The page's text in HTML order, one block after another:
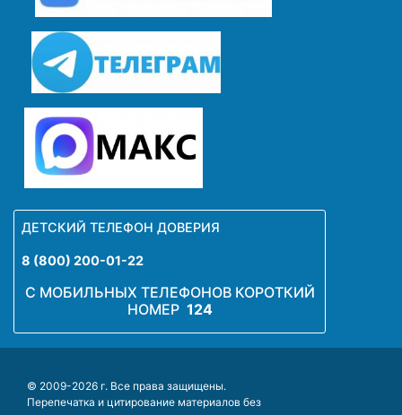
ДЕТСКИЙ ТЕЛЕФОН ДОВЕРИЯ
8 (800) 200-01-22
С МОБИЛЬНЫХ ТЕЛЕФОНОВ КОРОТКИЙ
НОМЕР 124
© 2009-2026 г. Все права защищены.
Перепечатка и цитирование материалов без